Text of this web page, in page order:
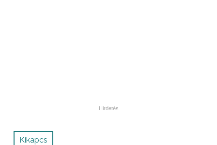
Kikapcs